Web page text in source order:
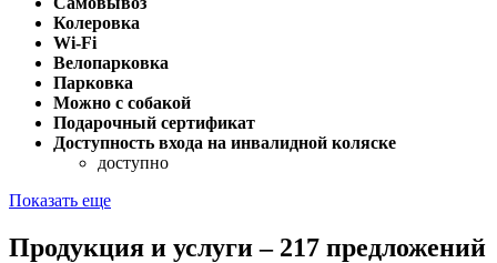
Колеровка
Wi-Fi
Велопарковка
Парковка
Можно с собакой
Подарочный сертификат
Доступность входа на инвалидной коляске
доступно
Показать еще
Продукция и услуги – 217 предложений